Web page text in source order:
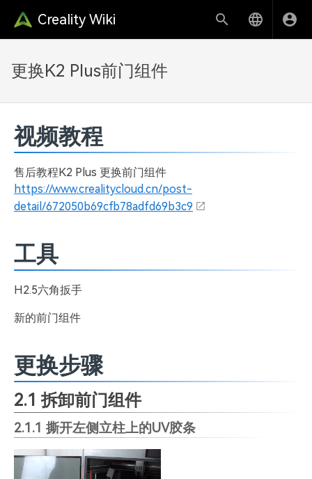
Creality Wiki
更换K2 Plus前门组件
视频教程
售后教程K2 Plus 更换前门组件
https://www.crealitycloud.cn/post-
detail/672050b69cfb78adfd69b3c9
工具
H2.5六角扳手
新的前门组件
更换步骤
2.1 拆卸前门组件
2.1.1 撕开左侧立柱上的UV胶条